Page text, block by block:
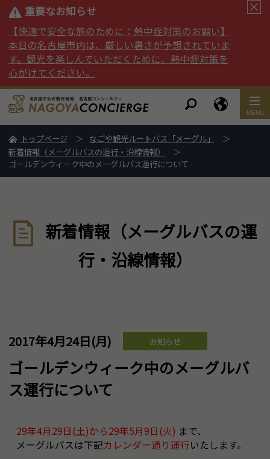
重要なお知らせ
【快適で安全な旅のために：熱中症対策のお願い】
本日の名古屋市内は、厳しい暑さが予想されていま
す。観光を楽しんでいただくために、熱中症対策を
心がけてください。
トップページ
なごや観光ルートバス「メーグル」
新着情報（メーグルバスの運行・沿線情報）
ゴールデンウィーク中のメーグルバス運行について
新着情報（メーグルバスの運
行・沿線情報）
2017年4月24日(月) お知らせ
ゴールデンウィーク中のメーグルバ
ス運行について
29年4月29日(土)から29年5月9日(火) まで、
メーグルバスは下記カレンダー通り運行いたします。